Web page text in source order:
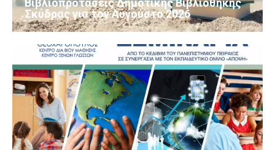
Βιβλιοπροτάσεις Δημοτικής Βιβλιοθήκης
Σκύδρας για τον Αύγούστο 2026